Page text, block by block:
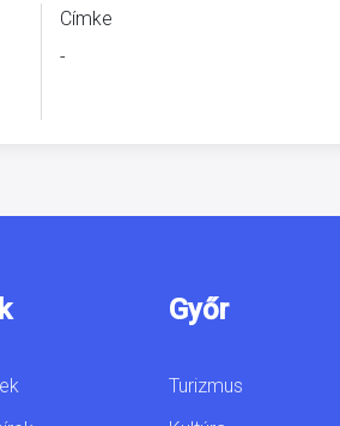
Címke
-
Győr
Turizmus